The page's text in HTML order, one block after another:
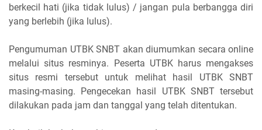
berkecil hati (jika tidak lulus) / jangan pula berbangga diri
yang berlebih (jika lulus).
Pengumuman UTBK SNBT akan diumumkan secara online
melalui situs resminya. Peserta UTBK harus mengakses
situs resmi tersebut untuk melihat hasil UTBK SNBT
masing-masing. Pengecekan hasil UTBK SNBT tersebut
dilakukan pada jam dan tanggal yang telah ditentukan.